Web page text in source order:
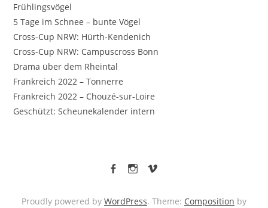
Frühlingsvögel
5 Tage im Schnee – bunte Vögel
Cross-Cup NRW: Hürth-Kendenich
Cross-Cup NRW: Campuscross Bonn
Drama über dem Rheintal
Frankreich 2022 – Tonnerre
Frankreich 2022 – Chouzé-sur-Loire
Geschützt: Scheunekalender intern
Proudly powered by WordPress. Theme: Composition by